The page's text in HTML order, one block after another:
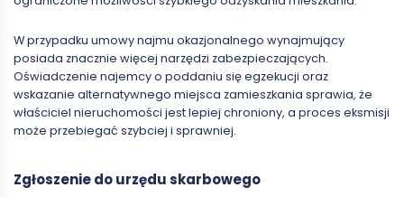
W przypadku umowy najmu okazjonalnego wynajmujący
posiada znacznie więcej narzędzi zabezpieczających.
Oświadczenie najemcy o poddaniu się egzekucji oraz
wskazanie alternatywnego miejsca zamieszkania sprawia, że
właściciel nieruchomości jest lepiej chroniony, a proces eksmisji
może przebiegać szybciej i sprawniej.
Zgłoszenie do urzędu skarbowego